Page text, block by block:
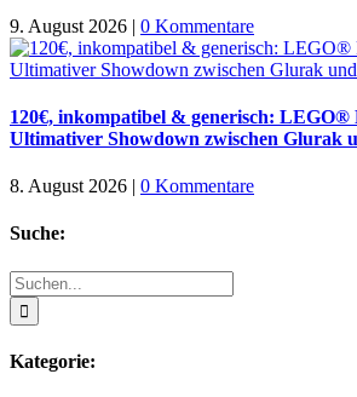
9. August 2026 | 0 Kommentare
120€, inkompatibel & generisch: LEGO®
Ultimativer Showdown zwischen Glurak
8. August 2026 | 0 Kommentare
Suche:
Suche
nach:
Kategorie: